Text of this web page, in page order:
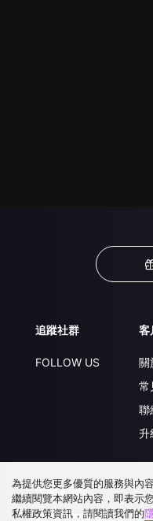
追蹤社群
FOLLOW US
客
關
常
聯
升
下載 APP
為提供您更多優質的服務與內
繼續閱覽本網站內容，即表示
私權政策資訊，請閱讀我們的